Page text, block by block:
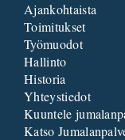
Ajankohtaista
Toimitukset
Työmuodot
Hallinto
Historia
Yhteystiedot
Kuuntele
Katso